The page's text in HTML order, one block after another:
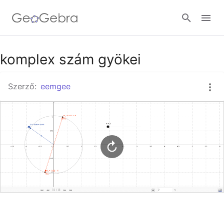
Google Classroom
GeoGebra Classroom
Bejelentkezés
komplex szám gyökei
Szerző: eemgee